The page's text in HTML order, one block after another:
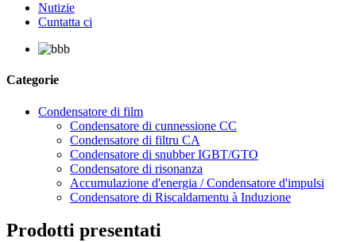
Nutizie
Cuntatta ci
Categorie
Condensatore di film
Condensatore di cunnessione CC
Condensatore di filtru CA
Condensatore di snubber IGBT/GTO
Condensatore di risonanza
Accumulazione d'energia / Condensatore d'impulsi
Condensatore di Riscaldamentu à Induzione
Prodotti presentati